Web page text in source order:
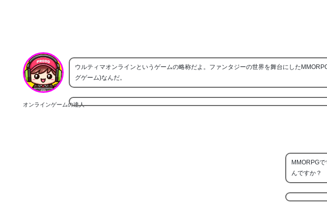
オンラインゲームの達人
ウルティマオンラインというゲームの略称だよ。ファンタジーの世界を舞台にした
グゲーム)なんだ。
MMORPG
んですか？